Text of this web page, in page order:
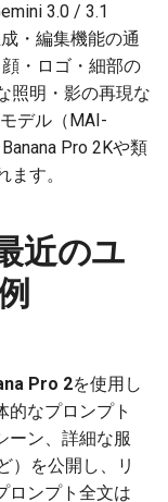
07-10
09
07-08
07-06
05
07-03
07-02
12-24
23
12-22
12-20
19
12-17
12-16
07-10
09
07-08
07-06
05
07-03
07-02
12-24
23
12-22
12-20
19
12-17
12-16
05-17
10
05-03
04-19
15
05-24
17
05-10
04-26
19
04-05
03-29
11-16
09
11-02
10-19
12
10-02
09-28
05-24
17
05-10
04-26
19
04-05
03-29
05-24
17
05-10
04-26
19
04-05
03-29
11-09
02
10-26
10-12
05
05-24
17
05-10
04-26
19
04-05
03-29
11-09
02
10-26
10-12
05
09-27
09-23
05-10
03
04-26
04-12
07
03-29
03-22
07-09
08
07-07
07-05
04
07-02
07-01
12-24
23
12-22
12-20
19
12-17
12-16
05-24
17
05-10
04-26
19
04-05
03-29
07-09
08
07-07
07-05
04
07-02
07-01
05-30
23
05-19
05-23
19
07-08
07
07-06
07-04
02
06-30
06-29
05-24
17
05-10
04-26
19
04-05
03-30
3.0 / 3.1
・編集機能の通
顔・ロゴ・細部の
照明・影の再現な
デル（MAI-
Pro 2Kや類
す。
近のユ
Pro 2を使用し
的なプロンプト
ーン、詳細な服
）を公開し、リ
ロンプト全文は